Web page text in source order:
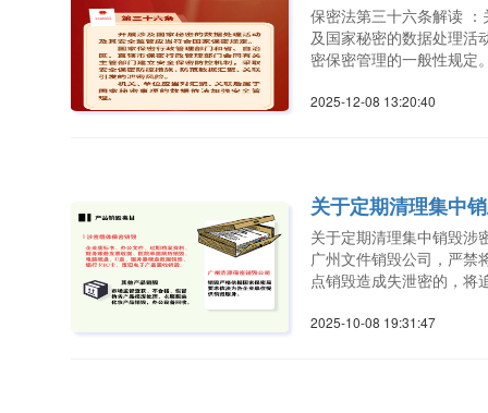
保密法第三十六条解读
及国家秘密的数据处理活
密保密管理的一般性规定
2025-12-08 13:20:40
关于定期清理集中
关于定期清理集中销毁涉
广州文件销毁公司，严禁
点销毁造成失泄密的，将
2025-10-08 19:31:47